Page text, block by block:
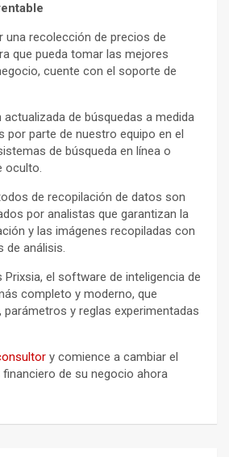
una recolección de precios de
que pueda tomar las mejores
cuente con el soporte de
de búsquedas a medida
por parte de nuestro equipo en el
de búsqueda en línea o
oculto.
de recopilación de datos son
por analistas que garantizan la
y las imágenes recopiladas con
de análisis.
Prixsia, el software de inteligencia de
completo y moderno, que
y reglas experimentadas
y comience a cambiar el
de su negocio ahora